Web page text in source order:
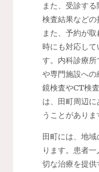
また、受診す
検査結果などの
また、予約が
時にも対応し
す。内科診療
や専門施設へ
鏡検査やCT検
は、田町周辺
うことがありま
田町には、地
ります。患者
切な治療を提